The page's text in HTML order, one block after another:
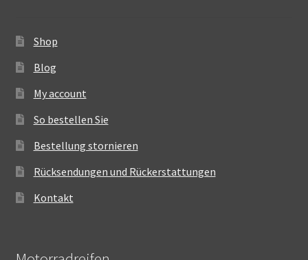
Shop
Blog
My account
So bestellen Sie
Bestellung stornieren
Rücksendungen und Rückerstattungen
Kontakt